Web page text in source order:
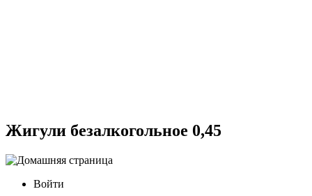
Жигули безалкогольное 0,45
Войти